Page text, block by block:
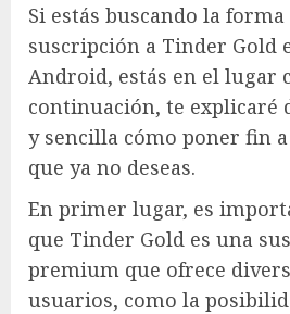
Si estás buscando la
suscripción a Tinder Gold
Android, estás en el lugar
continuación, te explicaré
y sencilla cómo poner fin
que ya no deseas.
En primer lugar, es
que Tinder Gold es una
premium que ofrece
usuarios, como la